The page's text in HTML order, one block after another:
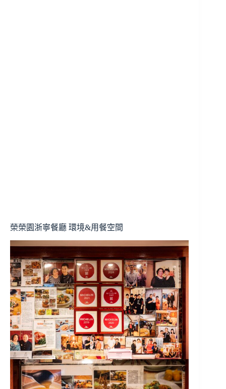
榮榮園浙寧餐廳 環境&用餐空間